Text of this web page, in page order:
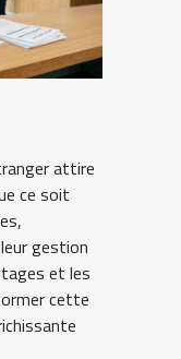
attire
ce soit
gestion
et les
cette